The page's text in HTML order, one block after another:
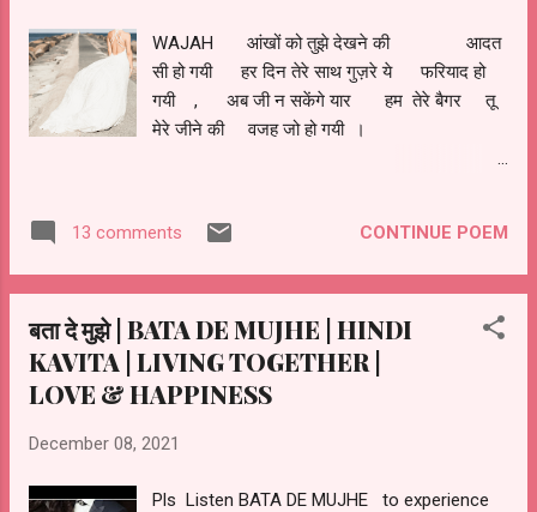
WAJAH आंखों को तुझे देखने की आदत
सी हो गयी हर दिन तेरे साथ गुज़रे ये फरियाद हो
गयी , अब जी न सकेंगे यार हम तेरे बैगर तू
मेरे जीने की वजह जो हो गयी ।
13 comments CONTINUE POEM
बता दे मुझे | BATA DE MUJHE | HINDI
KAVITA | LIVING TOGETHER |
LOVE & HAPPINESS
December 08, 2021
Pls Listen BATA DE MUJHE to experience